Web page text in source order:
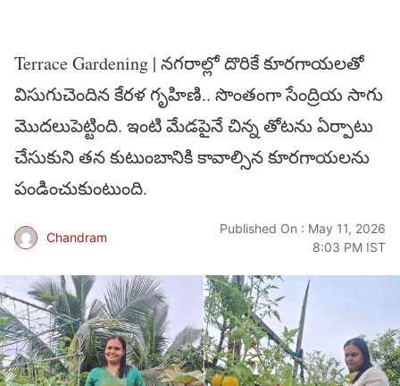
Terrace Gardening | నగరాల్లో దొరికే కూరగాయలతో
విసుగుచెందిన కేరళ గృహిణి.. సొంతంగా సేంద్రియ సాగు
మొదలుపెట్టింది. ఇంటి మేడపైనే చిన్న తోటను ఏర్పాటు
చేసుకుని తన కుటుంబానికి కావాల్సిన కూరగాయలను
పండించుకుంటుంది.
Chandram
Published On : May 11, 2026
8:03 PM IST